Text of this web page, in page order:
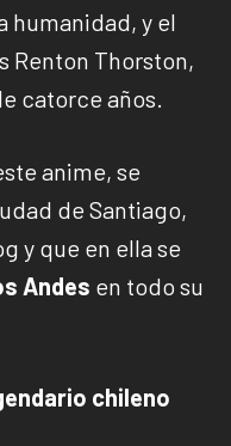
humanidad, y el
Renton Thorston,
catorce años.
anime, se
de Santiago,
y que en ella se
Andes en todo su
chileno